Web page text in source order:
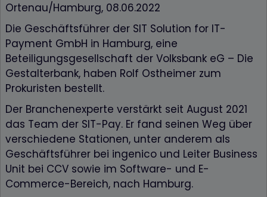
Ortenau/Hamburg, 08.06.2022
Die Geschäftsführer der SIT Solution for IT-
Payment GmbH in Hamburg, eine
Beteiligungsgesellschaft der Volksbank eG – Die
Gestalterbank, haben Rolf Ostheimer zum
Prokuristen bestellt.
Der Branchenexperte verstärkt seit August 2021
das Team der SIT-Pay. Er fand seinen Weg über
verschiedene Stationen, unter anderem als
Geschäftsführer bei ingenico und Leiter Business
Unit bei CCV sowie im Software- und E-
Commerce-Bereich, nach Hamburg.